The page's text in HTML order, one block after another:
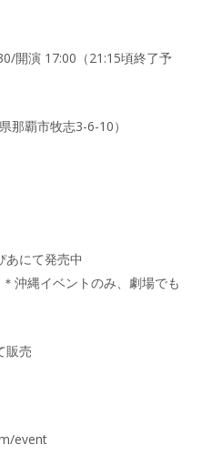
（21:15頃終了予
那覇市牧志3-6-10）
にて発売中
沖縄イベントのみ、劇場でも
売
event